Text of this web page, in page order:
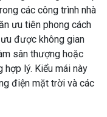
các công trình nhà
ưu tiên phong cách
được không gian
sân thượng hoặc
hợp lý. Kiểu mái này
điện mặt trời và các